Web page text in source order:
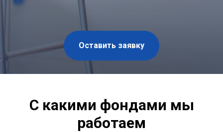
Оставить заявку
С какими фондами мы
работаем